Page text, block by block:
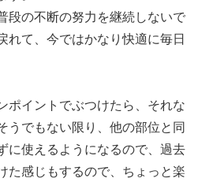
段の不断の努力を継続しないで
れて、今ではかなり快適に毎日
ポイントでぶつけたら、それな
うでもない限り、他の部位と同
に使えるようになるので、過去
た感じもするので、ちょっと楽